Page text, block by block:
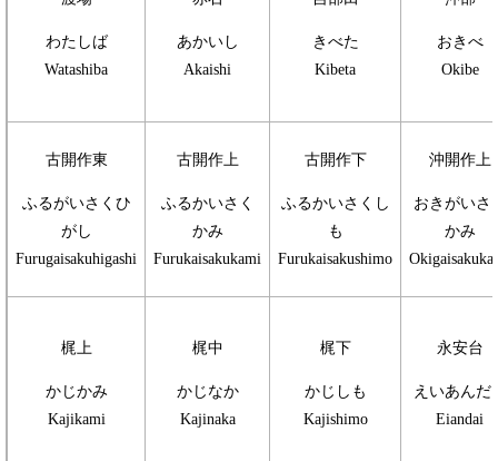
わたしば
Watashiba
あかいし
Akaishi
きべた
Kibeta
おきべ
Okibe
古開作東
ふるがいさくひ
がし
Furugaisakuhigashi
古開作上
ふるかいさく
かみ
Furukaisakukami
古開作下
ふるかいさくし
も
Furukaisakushimo
沖開作上
おきがいさ
かみ
梶上
かじかみ
Kajikami
梶中
かじなか
Kajinaka
梶下
かじしも
Kajishimo
永安台
えいあんだ
Eiandai